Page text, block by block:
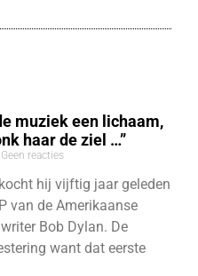
muziek een lichaam,
haar de ziel …”
Geen reacties
kocht hij vijftig jaar geleden
van de Amerikaanse
Bob Dylan. De
want dat eerste